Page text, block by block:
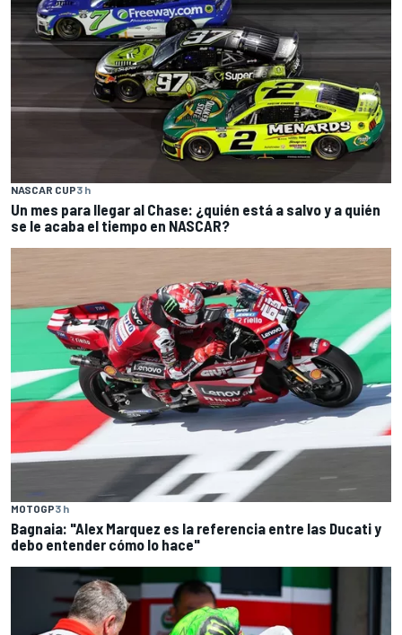
NASCAR CUP3 h
Un mes para llegar al Chase: ¿quién está a salvo y a quién
se le acaba el tiempo en NASCAR?
MOTOGP3 h
Bagnaia: "Alex Marquez es la referencia entre las Ducati y
debo entender cómo lo hace"